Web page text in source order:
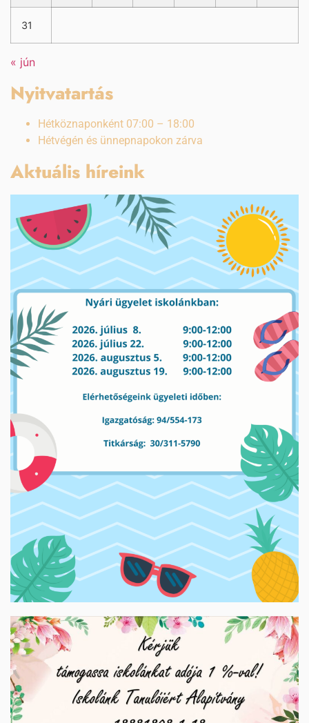
31
« jún
Nyitvatartás
Hétköznaponként 07:00 – 18:00
Hétvégén és ünnepnapokon zárva
Aktuális híreink